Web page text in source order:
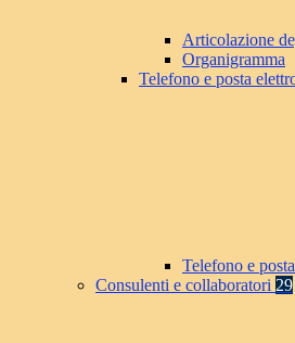
Articolazione
Organigramma
Telefono e posta
Telefono e
Consulenti e collaboratori 29